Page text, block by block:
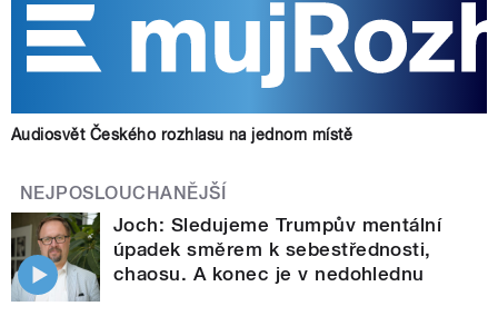
Audiosvět Českého rozhlasu na jednom místě
NEJPOSLOUCHANĚJŠÍ
Joch: Sledujeme Trumpův mentální
úpadek směrem k sebestřednosti,
chaosu. A konec je v nedohlednu